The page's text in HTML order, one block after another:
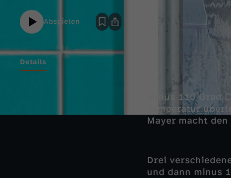
Abspielen
Details
Minus 110 Grad
Temperatur
Mayer macht
Drei
und dann minus